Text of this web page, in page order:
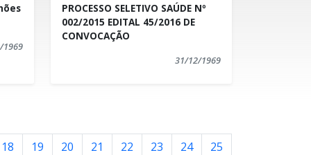
1969
PROCESSO SELETIVO SAÚDE Nº
002/2015 EDITAL 45/2016 DE
CONVOCAÇÃO
31/12/1969
18 19 20 21 22 23 24
25